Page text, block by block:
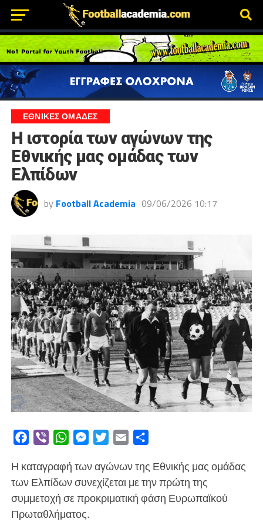
ΕΘΝΙΚΕΣ ΟΜΑΔΕΣ
Η ιστορία των αγώνων της
Εθνικής μας ομάδας των
Ελπίδων
by Football Academia 09/06/2026 10:17
Facebook
Viber WhatsAppMessengerTwitterEmail
Η καταγραφή των αγώνων της Εθνικής μας ομάδας
των Ελπίδων συνεχίζεται με την πρώτη της
συμμετοχή σε προκριματική φάση Ευρωπαϊκού
Πρωταθλήματος.